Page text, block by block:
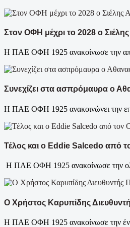
Στον ΟΦΗ μέχρι το 2028 ο Σιέλης
Η ΠΑΕ ΟΦΗ 1925 ανακοίνωσε την
Συνεχίζει στα ασπρόμαυρα ο
Η ΠΑΕ ΟΦΗ 1925 ανακοινώνει την
Τέλος και ο Eddie Salcedo από
Η ΠΑΕ ΟΦΗ 1925 ανακοίνωσε την
Ο Χρήστος Καρυπίδης
Η ΠΑΕ ΟΦΗ 1925 ανακοίνωσε την